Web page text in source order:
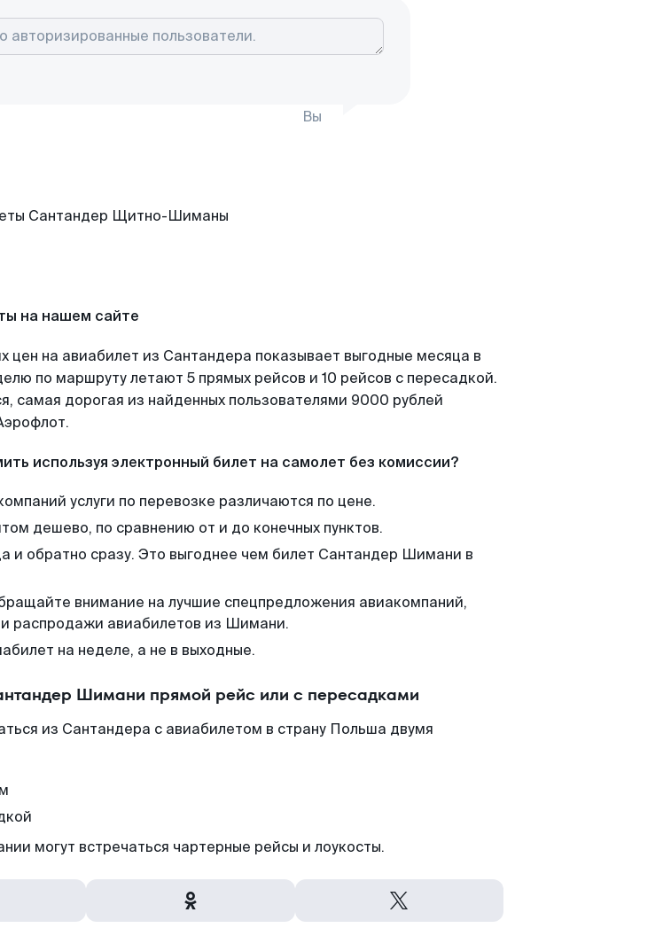
Вы
на нашем сайте
цен на авиабилет из Сантандера показывает выгодные месяца в
по маршруту летают 5 прямых рейсов и 10 рейсов с пересадкой.
самая дорогая из найденных пользователями 9000 рублей
используя электронный билет на самолет без комиссии?
услуги по перевозке различаются по цене.
дешево, по сравнению от и до конечных пунктов.
и обратно сразу. Это выгоднее чем билет Сантандер Шимани в
внимание на лучшие спецпредложения авиакомпаний,
распродажи авиабилетов из Шимани.
на неделе, а не в выходные.
Шимани прямой рейс или с пересадками
из Сантандера с авиабилетом в страну Польша двумя
могут встречаться чартерные рейсы и лоукосты.